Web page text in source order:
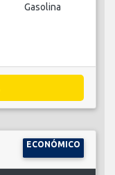
Gasolina
ECONÓMICO